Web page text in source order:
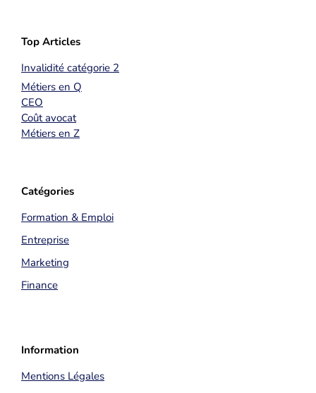
Top Articles
Invalidité catégorie 2
Métiers en Q
CEO
Coût avocat
Métiers en Z
Catégories
Formation & Emploi
Entreprise
Marketing
Finance
Information
Mentions Légales